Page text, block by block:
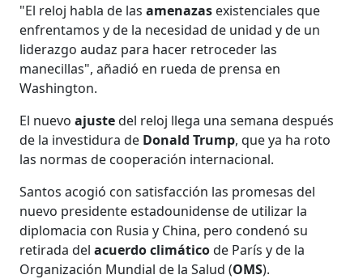
"El reloj habla de lasamenazas existenciales que
enfrentamos y de la necesidad de unidad y de un
liderazgo audaz para hacer retroceder las
manecillas", añadió en rueda de prensa en
Washington.
El nuevoajustedel reloj llega una semana después
de la investidura de Donald Trump, que ya ha roto
las normas de cooperación internacional.
Santos acogió con satisfacción las promesas del
nuevo presidente estadounidense de utilizar la
diplomacia con Rusia y China, pero condenó su
retirada delacuerdoclimáticode París y de la
Organización Mundial de la Salud (OMS).